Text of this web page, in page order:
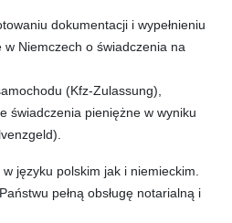
dokumentacji i wypełnieniu
Niemczech o świadczenia na
(Kfz-Zulassung),
świadczenia pieniężne w wyniku
języku polskim jak i niemieckim.
pełną obsługę notarialną i